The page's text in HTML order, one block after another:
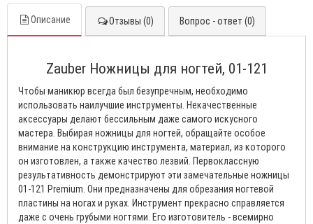
Описание Отзывы (0) Вопрос - ответ (0)
Zauber Ножницы для ногтей, 01-121
Чтобы маникюр всегда был безупречным, необходимо
использовать наилучшие инструменты. Некачественные
аксессуары делают бессильным даже самого искусного
мастера. Выбирая ножницы для ногтей, обращайте особое
внимание на конструкцию инструмента, материал, из которого
он изготовлен, а также качество лезвий. Первоклассную
результативность демонстрируют эти замечательные ножницы
01-121 Premium. Они предназначены для обрезания ногтевой
пластины на ногах и руках. Инструмент прекрасно справляется
даже с очень грубыми ногтями. Его изготовитель - всемирно